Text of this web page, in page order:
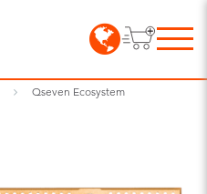
Qseven Ecosystem